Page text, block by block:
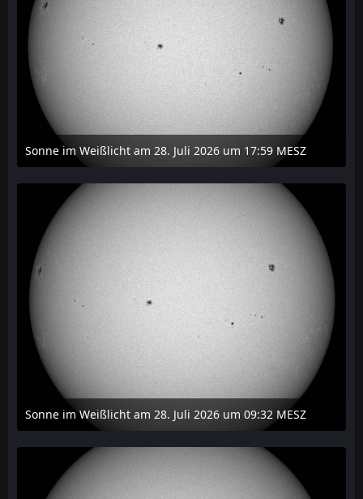
Sonne im Weißlicht am 28. Juli 2026 um 17:59 MESZ
31. Juli 2026 um 20:03
Sonne im Weißlicht am 28. Juli 2026 um 09:32 MESZ
31. Juli 2026 um 20:03